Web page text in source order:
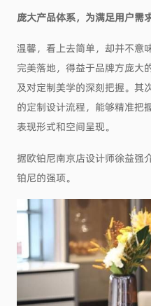
庞大产品体系，为满足用户需
温馨，看上去简单，却并不意
完美落地，得益于品牌方庞大
及对定制美学的深刻把握。其
的定制设计流程，能够精准把
表现形式和空间呈现。
据欧铂尼南京店设计师徐益强
铂尼的强项。